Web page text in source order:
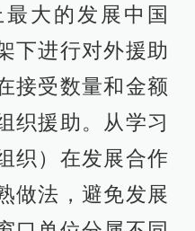
大的发展中国
下进行对外援助
接受数量和金额
织援助。从学习
织）在发展合作
做法，避免发展